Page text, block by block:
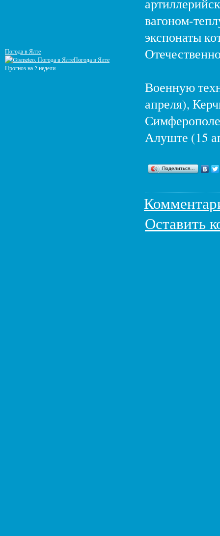
вагоном-
экспонаты
Военную
апреля),
Алуште (15
Поделиться…
Оставить
Погода в Ялте
Погода в Ялте
Прогноз на 2 недели